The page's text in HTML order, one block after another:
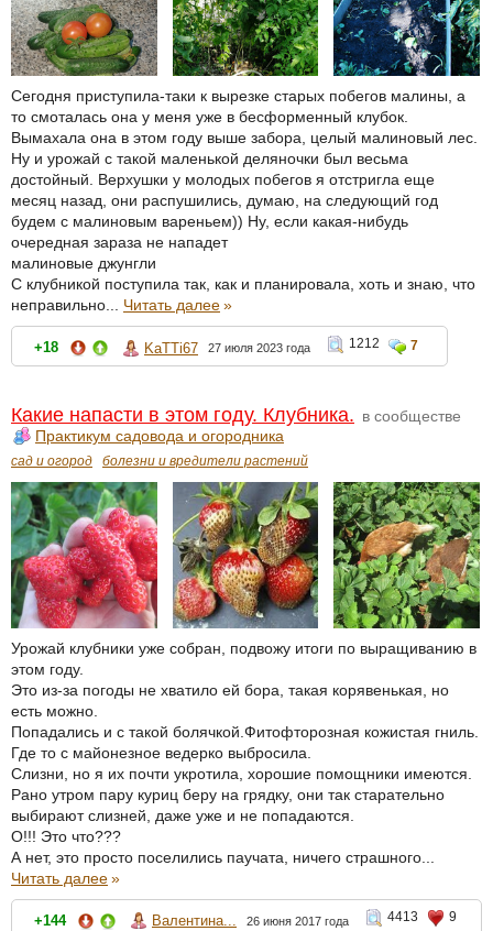
Сегодня приступила-таки к вырезке старых побегов малины, а
то смоталась она у меня уже в бесформенный клубок.
Вымахала она в этом году выше забора, целый малиновый лес.
Ну и урожай с такой маленькой деляночки был весьма
достойный. Верхушки у молодых побегов я отстригла еще
месяц назад, они распушились, думаю, на следующий год
будем с малиновым вареньем)) Ну, если какая-нибудь
очередная зараза не нападет
малиновые джунгли
С клубникой поступила так, как и планировала, хоть и знаю, что
неправильно... Читать далее»
+18 KaTTi67 27 июля 2023 года 1212 7
Какие напасти в этом году. Клубника. в сообществе
Практикум садовода и огородника
сад и огород болезни и вредители растений
Урожай клубники уже собран, подвожу итоги по выращиванию в
этом году.
Это из-за погоды не хватило ей бора, такая корявенькая, но
есть можно.
Попадались и с такой болячкой.Фитофторозная кожистая гниль.
Где то с майонезное ведерко выбросила.
Слизни, но я их почти укротила, хорошие помощники имеются.
Рано утром пару куриц беру на грядку, они так старательно
выбирают слизней, даже уже и не попадаются.
О!!! Это что???
А нет, это просто поселились паучата, ничего страшного...
Читать далее»
+144 Валентина... 26 июня 2017 года 4413
9